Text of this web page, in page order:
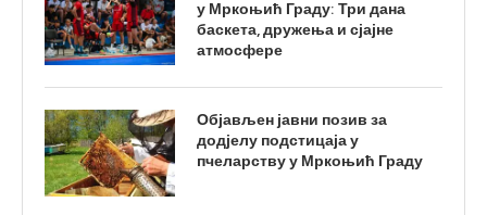
у Мркоњић Граду: Три дана
баскета, дружења и сјајне
атмосфере
Објављен јавни позив за
додјелу подстицаја у
пчеларству у Мркоњић Граду